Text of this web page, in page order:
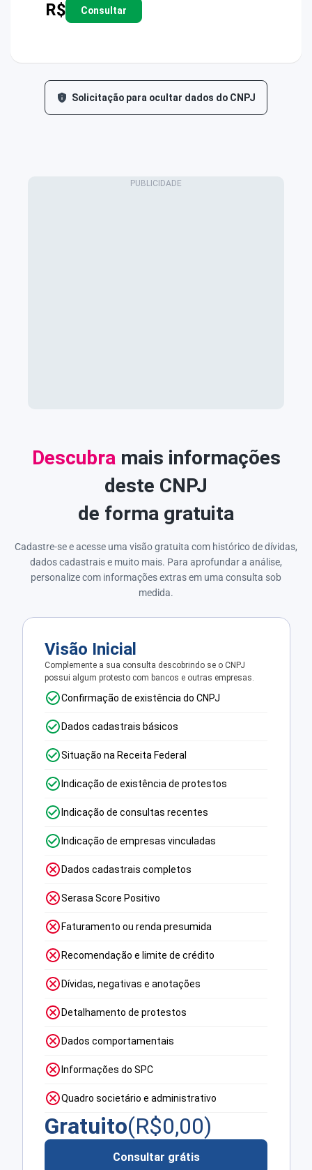
R$ Consultar
Solicitação para ocultar dados do CNPJ
Descubra mais informações
deste CNPJ
de forma gratuita
Cadastre-se e acesse uma visão gratuita com histórico de dívidas,
dados cadastrais e muito mais. Para aprofundar a análise,
personalize com informações extras em uma consulta sob
medida.
Visão Inicial
Complemente a sua consulta descobrindo se o CNPJ
possui algum protesto com bancos e outras empresas.
Confirmação de existência do CNPJ
Dados cadastrais básicos
Situação na Receita Federal
Indicação de existência de protestos
Indicação de consultas recentes
Indicação de empresas vinculadas
Dados cadastrais completos
Serasa Score Positivo
Faturamento ou renda presumida
Recomendação e limite de crédito
Dívidas, negativas e anotações
Detalhamento de protestos
Dados comportamentais
Informações do SPC
Quadro societário e administrativo
Gratuito(R$0,00)
Consultar grátis